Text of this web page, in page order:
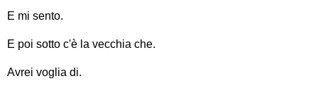
E mi sento.
E poi sotto c'è la vecchia che.
Avrei voglia di.